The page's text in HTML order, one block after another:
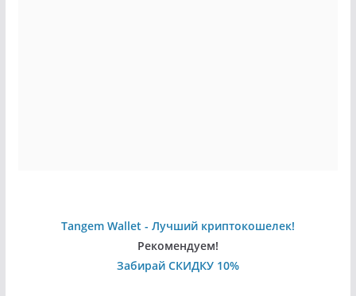
Tangem Wallet - Лучший криптокошелек!
Рекомендуем!
Забирай СКИДКУ 10%